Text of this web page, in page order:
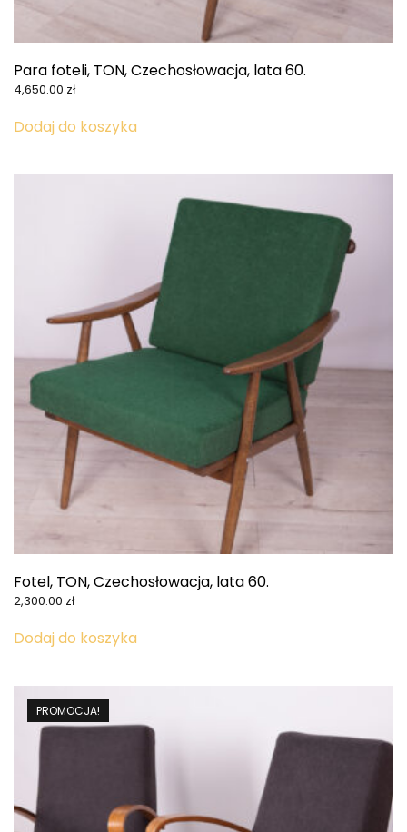
Para foteli, TON, Czechosłowacja, lata 60.
4,650.00 zł
Dodaj do koszyka
Fotel, TON, Czechosłowacja, lata 60.
2,300.00 zł
Dodaj do koszyka
PROMOCJA!